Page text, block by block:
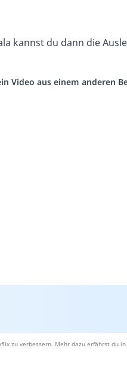
kannst du dann die
Video aus einem anderen
zu verbessern. Mehr dazu erfährst du